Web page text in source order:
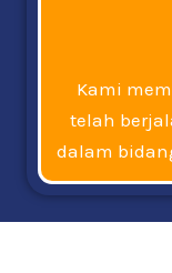
Kami
telah
dalam